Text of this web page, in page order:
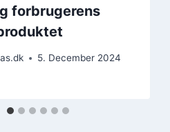
forbrugerens
5. December 2024